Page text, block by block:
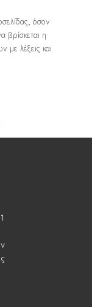
όσον
βρίσκεται η
με λέξεις και